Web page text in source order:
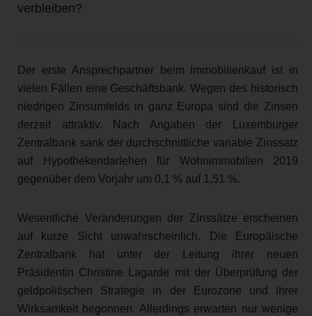
verbleiben?
Der erste Ansprechpartner beim Immobilienkauf ist in
vielen Fällen eine Geschäftsbank. Wegen des historisch
niedrigen Zinsumfelds in ganz Europa sind die Zinsen
derzeit attraktiv. Nach Angaben der Luxemburger
Zentralbank sank der durchschnittliche variable Zinssatz
auf Hypothekendarlehen für Wohnimmobilien 2019
gegenüber dem Vorjahr um 0,1 % auf 1,51 %.
Wesentliche Veränderungen der Zinssätze erscheinen
auf kurze Sicht unwahrscheinlich. Die Europäische
Zentralbank hat unter der Leitung ihrer neuen
Präsidentin Christine Lagarde mit der Überprüfung der
geldpolitischen Strategie in der Eurozone und ihrer
Wirksamkeit begonnen. Allerdings erwarten nur wenige